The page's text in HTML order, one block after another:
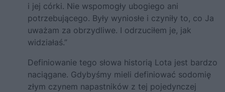
i jej córki. Nie wspomogły ubogiego ani
potrzebującego. Były wyniosłe i czyniły to, co Ja
uważam za obrzydliwe. I odrzuciłem je, jak
widziałaś.”
Definiowanie tego słowa historią Lota jest bardzo
naciągane. Gdybyśmy mieli definiować sodomię
złym czynem napastników z tej pojedynczej